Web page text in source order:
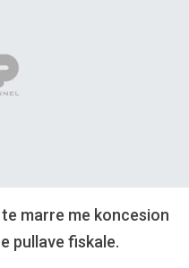
marre me koncesion
pullave fiskale.